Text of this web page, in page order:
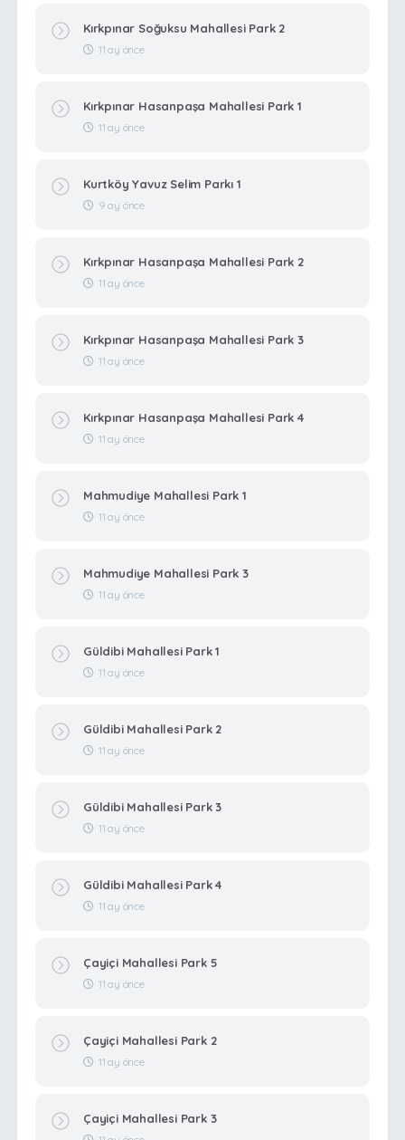
Kırkpınar Soğuksu Mahallesi Park 2
11 ay önce
Kırkpınar Hasanpaşa Mahallesi Park 1
11 ay önce
Kurtköy Yavuz Selim Parkı 1
9 ay önce
Kırkpınar Hasanpaşa Mahallesi Park 2
11 ay önce
Kırkpınar Hasanpaşa Mahallesi Park 3
11 ay önce
Kırkpınar Hasanpaşa Mahallesi Park 4
11 ay önce
Mahmudiye Mahallesi Park 1
11 ay önce
Mahmudiye Mahallesi Park 3
11 ay önce
Güldibi Mahallesi Park 1
11 ay önce
Güldibi Mahallesi Park 2
11 ay önce
Güldibi Mahallesi Park 3
11 ay önce
Güldibi Mahallesi Park 4
11 ay önce
Çayiçi Mahallesi Park 5
11 ay önce
Çayiçi Mahallesi Park 2
11 ay önce
Çayiçi Mahallesi Park 3